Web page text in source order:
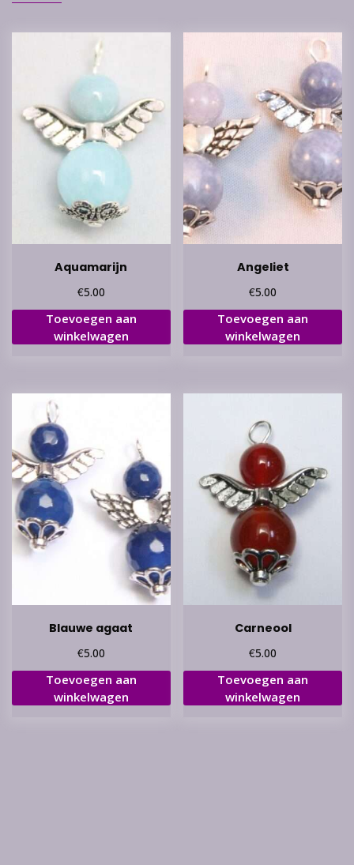
Aquamarijn
€5.00
Toevoegen aan
winkelwagen
Angeliet
€5.00
Toevoegen aan
winkelwagen
Blauwe agaat
€5.00
Toevoegen aan
winkelwagen
Carneool
€5.00
Toevoegen aan
winkelwagen